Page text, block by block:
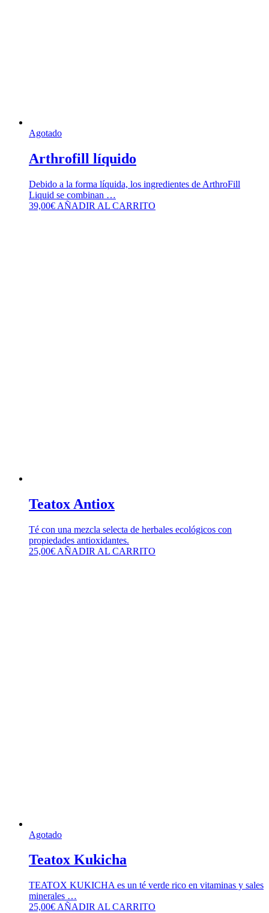
Agotado
Arthrofill líquido
Debido a la forma líquida, los ingredientes de ArthroFill
Liquid se combinan …
39,00€ AÑADIR AL CARRITO
Teatox Antiox
Té con una mezcla selecta de herbales ecológicos con
propiedades antioxidantes.
25,00€ AÑADIR AL CARRITO
Agotado
Teatox Kukicha
TEATOX KUKICHA es un té verde rico en vitaminas y sales
minerales …
25,00€ AÑADIR AL CARRITO